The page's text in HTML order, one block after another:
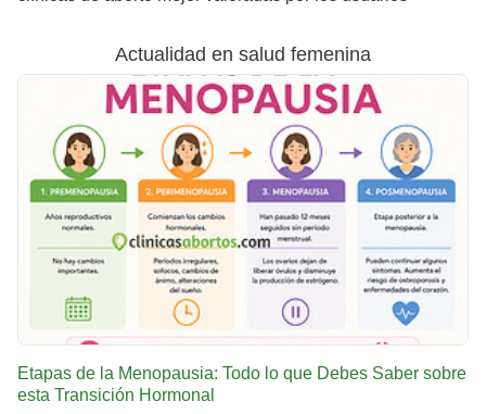
Actualidad en salud femenina
Etapas de la Menopausia: Todo lo que Debes Saber sobre
esta Transición Hormonal